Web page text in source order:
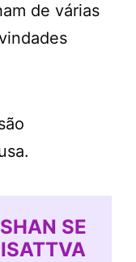
de várias
SE